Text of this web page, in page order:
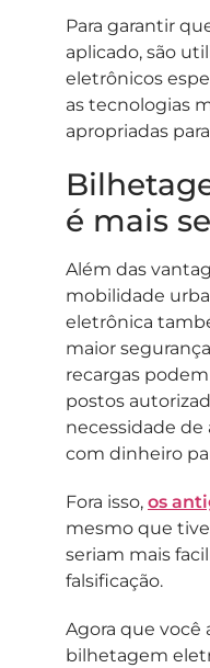
Para garantir
aplicado, são
eletrônicos
as tecnologias
apropriadas
é mais
Além das
mobilidade
eletrônica
maior
recargas
postos
necessidade de
com dinheiro
Fora isso, os
mesmo que
seriam mais
falsificação.
Agora que você
bilhetagem